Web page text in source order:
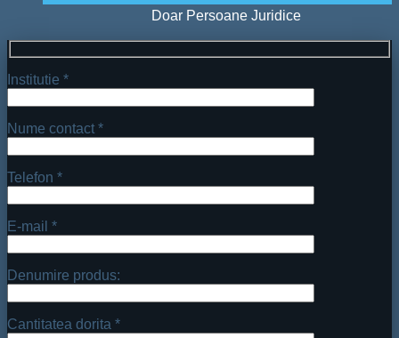
Doar Persoane Juridice
Institutie *
Nume contact *
Telefon *
E-mail *
Denumire produs:
Cantitatea dorita *